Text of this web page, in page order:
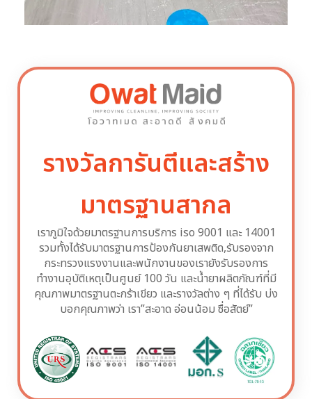
รางวัลการันตีและสร้าง
มาตรฐานสากล
เราภูมิใจด้วยมาตรฐานการบริการ iso 9001 และ 14001
รวมทั้งได้รับมาตรฐานการป้องกันยาเสพติด,รับรองจาก
กระทรวงแรงงานและพนักงานของเรายังรับรองการ
ทำงานอุบัติเหตุเป็นศูนย์ 100 วัน และน้ำยาผลิตภัณฑ์ที่มี
คุณภาพมาตรฐานตะกร้าเขียว และรางวัลต่าง ๆ ที่ได้รับ บ่ง
บอกคุณภาพว่า เรา”สะอาด อ่อนน้อม ซื่อสัตย์”